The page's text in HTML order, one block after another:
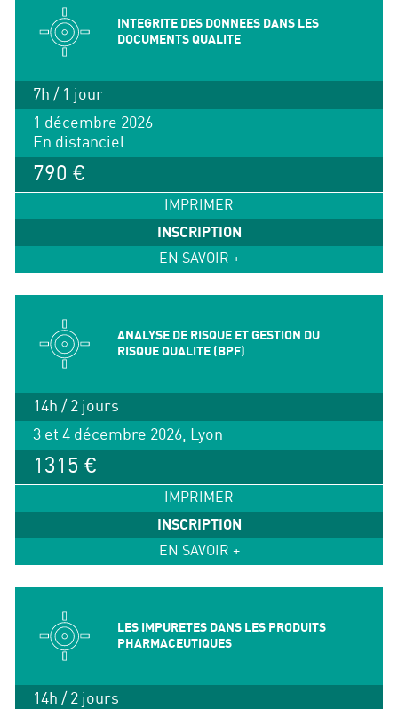
INTEGRITE DES DONNEES DANS LES
DOCUMENTS QUALITE
7h / 1 jour
1 décembre 2026
En distanciel
790 €
IMPRIMER
INSCRIPTION
EN SAVOIR +
ANALYSE DE RISQUE ET GESTION DU
RISQUE QUALITE (BPF)
14h / 2 jours
3 et 4 décembre 2026, Lyon
1315 €
IMPRIMER
INSCRIPTION
EN SAVOIR +
LES IMPURETES DANS LES PRODUITS
PHARMACEUTIQUES
14h / 2 jours